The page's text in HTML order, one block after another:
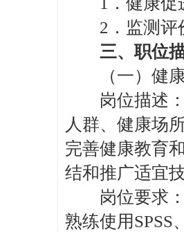
2．监测评
三、职位描
（一）健康
岗位描述：
人群、健康场
完善健康教育
结和推广适宜
岗位要求：
熟练使用SPSS